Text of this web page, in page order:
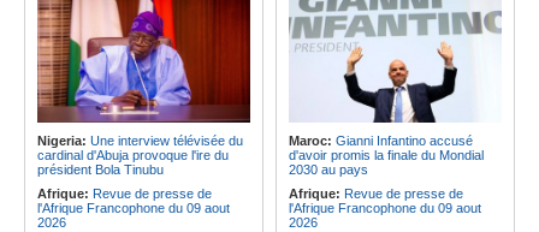
et V Club qualifiés pour les demi-
finales
Congo-Brazzaville: Lutte contre la
corruption - Les parlementaires
sensibilisés
Congo-Brazzaville:Santé publique
- Ollombo réceptionne son hôpital de
référence
Congo-Brazzaville:Lutte contre
les épidémies - Les employés de la
maison de retraite Kambissi en
formation
Afrique de l'Est: « La dépendance
de l'Égypte vis-à-vis du régime
érythréen aggrave l'instabilité dans
la région de la Corne de l'Afrique »,
selon le RSADO
Le peuple oromo s'est
historiquement opposé à des
systèmes administratifs défaillants
Ethiopie:« Le renforcement des
capacités de l'armée de l'air
éthiopienne consolide la dissuasion
nationale », déclare le commandant
en second
Nigeria: Une interview télévisée du
cardinal d'Abuja provoque l'ire du
président Bola Tinubu
Afrique: Revue de presse de
l'Afrique Francophone du 09 aout
2026
Maroc: Gianni Infantino accusé
d'avoir promis la finale du Mondial
2030 au pays
Afrique: Revue de presse de
l'Afrique Francophone du 09 aout
2026